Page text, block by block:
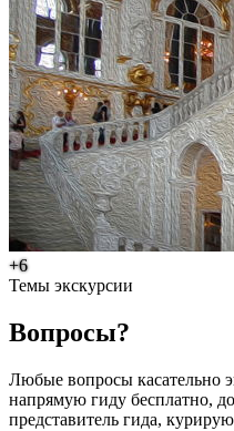
+6
Темы экскурсии
Вопросы?
Любые вопросы касательно
напрямую гиду бесплатно,
представитель гида,